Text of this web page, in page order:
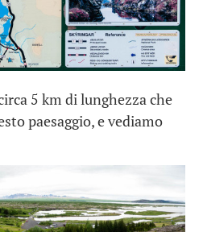
5 km di lunghezza che
paesaggio, e vediamo